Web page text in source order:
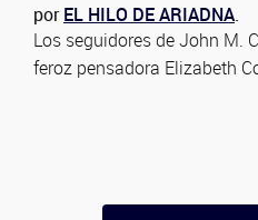
porEL HILO DE ARIADNA.
Los seguidores de John M.
feroz pensadora Elizabeth